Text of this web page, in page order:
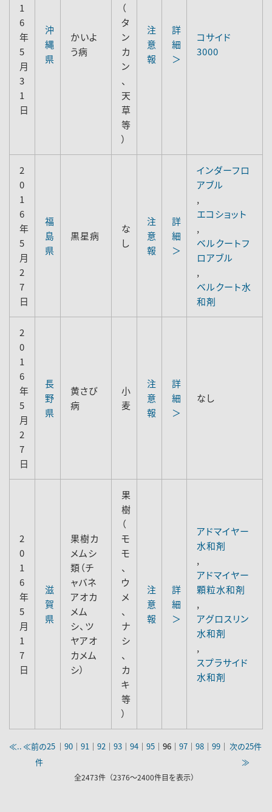
1
6
年
5
月
3
1
日
沖
縄
県
かいよ
う病
（
タ
ン
カ
ン
、
天
草
等
）
注
意
報
詳
細
＞
コサイド
3000
2
0
1
6
年
5
月
2
7
日
福
島
県
黒星病
な
し
注
意
報
詳
細
＞
インダーフロ
アブル
,
エコショット
,
ベルクートフ
ロアブル
,
ベルクート水
和剤
2
0
1
6
年
5
月
2
7
日
長
野
県
黄さび
病
小
麦
注
意
報
詳
細
＞
なし
2
0
1
6
年
5
月
1
7
日
滋
賀
県
果樹カ
メムシ
類（チ
ャバネ
アオカ
メム
シ、ツ
ヤアオ
カメム
シ）
果
樹
（
モ
モ
、
ウ
メ
、
ナ
シ
、
カ
キ
等
）
注
意
報
詳
細
＞
アドマイヤー
水和剤
,
アドマイヤー
顆粒水和剤
,
アグロスリン
水和剤
,
スプラサイド
水和剤
≪.. ≪前の25
件
｜ 90 ｜ 91 ｜ 92 ｜ 93 ｜ 94 ｜ 95 ｜ 96 ｜ 97 ｜ 98 ｜ 99 ｜ 次の25件
≫
全2473件（2376～2400件目を表示）